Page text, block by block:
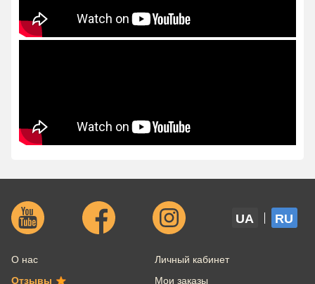
UA RU
О нас
Отзывы
Личный кабинет
Мои заказы